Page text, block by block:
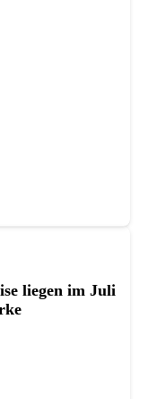
liegen im Juli